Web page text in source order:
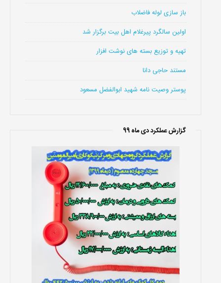
باز سازی لوله فاضلاب
اولین سالگرد پیرغلام اهل بیت برگزار شد
تهیه و توزیع بسته های نوشت افزار
مستند حاجی دانا
پوستر وصیت نامه شهید ابوالفضل مسعود
گزارش عملکرد دی ماه 99